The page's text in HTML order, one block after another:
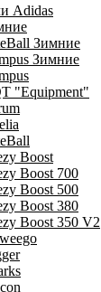
Adidas
Зимние
Зимние
"Equipment"
Boost
Boost 700
Boost 500
Boost 380
Boost 350 V2